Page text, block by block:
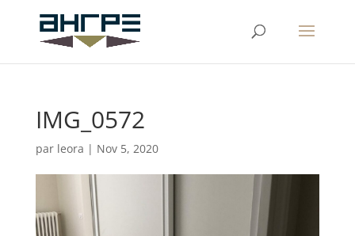
IMG_0572
par leora | Nov 5, 2020